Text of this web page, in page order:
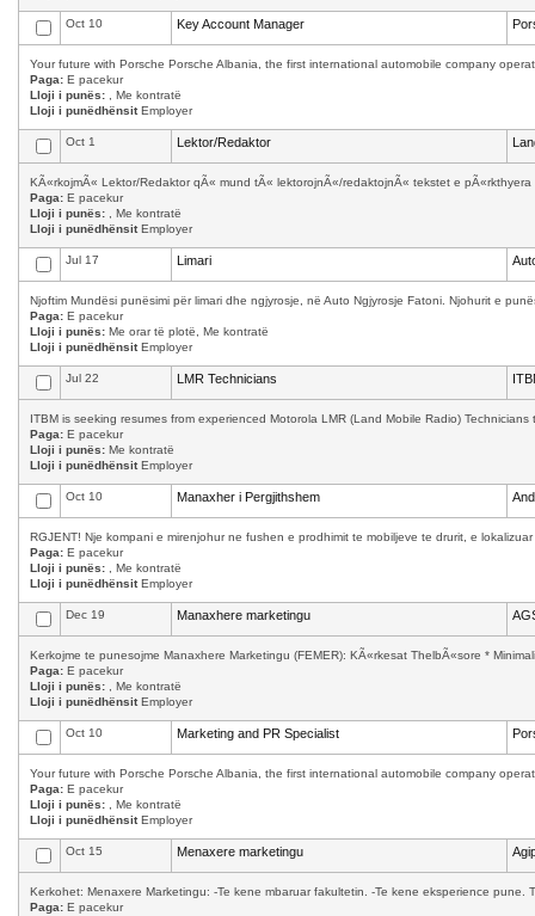
Oct 10 Key Account Manager
Your future with Porsche Porsche Albania, the first international automobile company
Paga: E pacekur
Lloji i punës: , Me kontratë
Lloji i punëdhënsitEmployer
Oct 1 Lektor/Redaktor
KÃ«rkojmÃ« Lektor/Redaktor qÃ« mund tÃ« lektorojnÃ«/redaktojnÃ« tekstet e
Paga: E pacekur
Lloji i punës: , Me kontratë
Lloji i punëdhënsitEmployer
Jul 17 Limari
Njoftim Mundësi punësimi për limari dhe ngjyrosje, në Auto Ngjyrosje Fatoni. Njohurit e
Paga: E pacekur
Lloji i punës: Me orar të plotë, Me kontratë
Lloji i punëdhënsitEmployer
Jul 22 LMR Technicians
ITBM is seeking resumes from experienced Motorola LMR (Land Mobile Radio)
Paga: E pacekur
Lloji i punës: Me kontratë
Lloji i punëdhënsitEmployer
Oct 10 Manaxher i Pergjithshem
RGJENT! Nje kompani e mirenjohur ne fushen e prodhimit te mobiljeve te drurit, e
Paga: E pacekur
Lloji i punës: , Me kontratë
Lloji i punëdhënsitEmployer
Dec 19 Manaxhere marketingu
Kerkojme te punesojme Manaxhere Marketingu (FEMER): KÃ«rkesat ThelbÃ«sore *
Paga: E pacekur
Lloji i punës: , Me kontratë
Lloji i punëdhënsitEmployer
Oct 10 Marketing and PR Specialist
Your future with Porsche Porsche Albania, the first international automobile company
Paga: E pacekur
Lloji i punës: , Me kontratë
Lloji i punëdhënsitEmployer
Oct 15 Menaxere marketingu
Kerkohet: Menaxere Marketingu: -Te kene mbaruar fakultetin. -Te kene eksperience
Paga: E pacekur